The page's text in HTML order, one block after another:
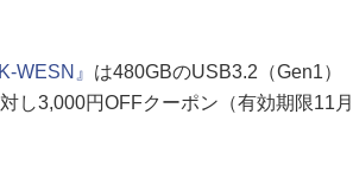
WESN』 は480GBのUSB3.2（Gen1）
し3,000円OFFクーポン（有効期限11月